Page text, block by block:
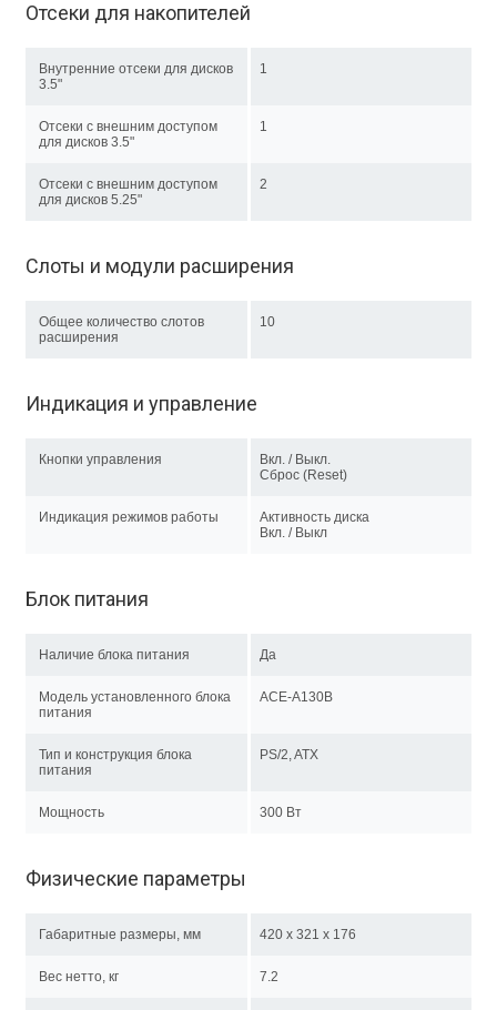
Отсеки для накопителей
Внутренние отсеки для дисков
3.5"
1
Отсеки с внешним доступом
для дисков 3.5"
1
Отсеки с внешним доступом
для дисков 5.25"
2
Слоты и модули расширения
Общее количество слотов
расширения
10
Индикация и управление
Кнопки управления
Вкл. / Выкл.
Сброс (Reset)
Индикация режимов работы
Активность диска
Вкл. / Выкл
Блок питания
Наличие блока питания Да
Модель установленного блока
питания
ACE-A130B
Тип и конструкция блока
питания
PS/2, ATX
Мощность 300 Вт
Физические параметры
Габаритные размеры, мм 420 x 321 x 176
Вес нетто, кг 7.2